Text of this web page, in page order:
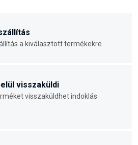
a kiválasztott termékekre
visszaküldi
visszaküldhet indoklás